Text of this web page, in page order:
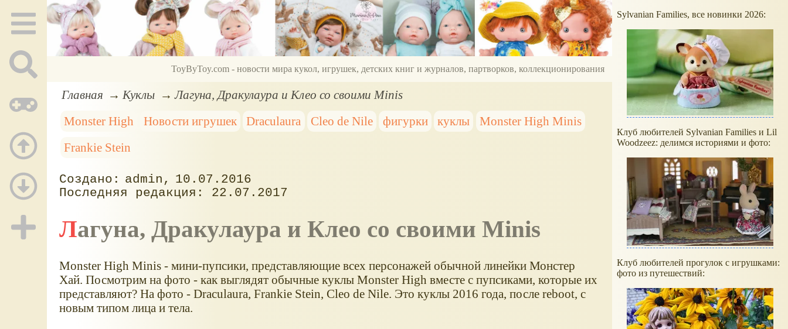
ToyByToy.com - новости мира кукол, игрушек, детских книг и журналов, партворков, коллекционирования
Главная Куклы
Лагуна, Дракулаура и Клео со своими Minis
Monster High
Новости игрушек Draculaura Cleo de Nile фигурки куклы
Monster High Minis
Frankie Stein
admin
10.07.2016
22.07.2017
Лагуна, Дракулаура и Клео со своими Minis
Monster High Minis - мини-пупсики, представляющие всех персонажей обычной линейки Монстер
Хай. Посмотрим на фото - как выглядят обычные куклы Monster High вместе с пупсиками, которые их
представляют? На фото - Draculaura, Frankie Stein, Cleo de Nile. Это куклы 2016 года, после reboot, с
новым типом лица и тела.
Sylvanian Families, все новинки 2026:
Клуб любителей Sylvanian Families и Lil
Woodzeez: делимся историями и фото:
Клуб любителей прогулок с игрушками:
фото из путешествий: